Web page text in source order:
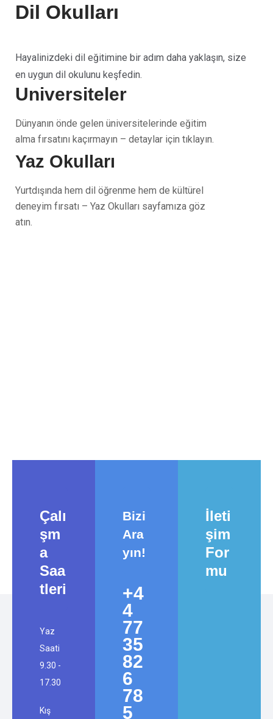
Dil Okulları
Hayalinizdeki dil eğitimine bir adım daha yaklaşın, size
en uygun dil okulunu keşfedin.
Üniversiteler
Dünyanın önde gelen üniversitelerinde eğitim
alma fırsatını kaçırmayın – detaylar için tıklayın.
Yaz Okulları
Yurtdışında hem dil öğrenme hem de kültürel
deneyim fırsatı – Yaz Okulları sayfamıza göz
atın.
Çalı
şm
a
Saa
tleri
Yaz
Saati
9.30 -
17.30
Kış
Bizi
Ara
yın!
+4
4
77
35
82
6
78
5
İleti
şim
For
mu